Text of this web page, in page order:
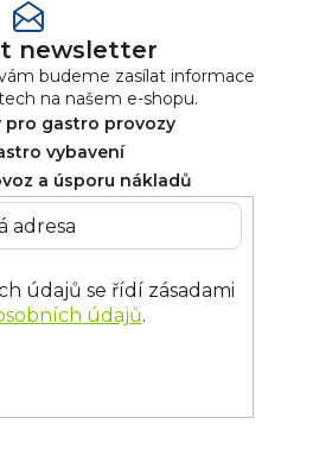
newsletter
budeme zasílat informace
na našem e-shopu.
pro gastro provozy
vybavení
a úsporu nákladů
údajů se řídí zásadami
údajů.